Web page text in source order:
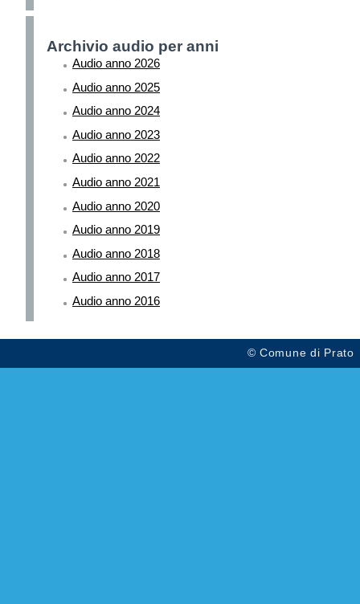
Archivio audio per anni
Audio anno 2026
Audio anno 2025
Audio anno 2024
Audio anno 2023
Audio anno 2022
Audio anno 2021
Audio anno 2020
Audio anno 2019
Audio anno 2018
Audio anno 2017
Audio anno 2016
© Comune di Prato